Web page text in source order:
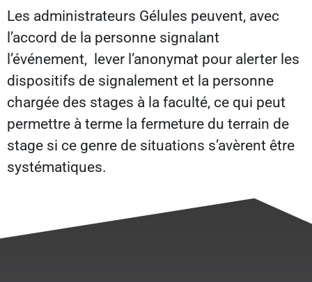
Les administrateurs Gélules peuvent, avec
l’accord de la personne signalant
l’événement, lever l’anonymat pour alerter les
dispositifs de signalement et la personne
chargée des stages à la faculté, ce qui peut
permettre à terme la fermeture du terrain de
stage si ce genre de situations s’avèrent être
systématiques.